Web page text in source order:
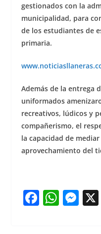
gestionados con la
municipalidad, para
de los estudiantes de
primaria.
Además de la entrega
uniformados
recreativos, lúdicos y
compañerismo, el
la capacidad de
aprovechamiento del
F W M